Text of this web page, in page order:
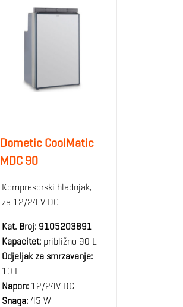
Dometic CoolMatic
MDC 90
Kompresorski hladnjak,
za 12/24 V DC
Kat. Broj:9105203891
Kapacitet:približno 90 L
Odjeljak za smrzavanje:
10 L
Napon:12/24V DC
Snaga:45 W